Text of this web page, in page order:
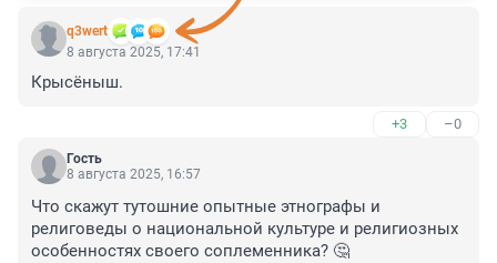
q3wert
8 августа 2025, 17:41
Крысёныш.
+3 –0
Гость
8 августа 2025, 16:57
Что скажут тутошние опытные этнографы и
религоведы о национальной культуре и религиозных
особенностях своего соплеменника? 🤔